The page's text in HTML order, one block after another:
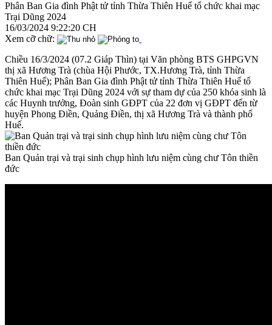
Phân Ban Gia đình Phật tử tỉnh Thừa Thiên Huế tổ chức khai mạc
Trại Dũng 2024
16/03/2024 9:22:20 CH
Xem cỡ chữ:
Chiều 16/3/2024 (07.2 Giáp Thìn) tại Văn phòng BTS GHPGVN
thị xã Hương Trà (chùa Hội Phước, TX.Hương Trà, tỉnh Thừa
Thiên Huế); Phân Ban Gia đình Phật tử tỉnh Thừa Thiên Huế tổ
chức khai mạc Trại Dũng 2024 với sự tham dự của 250 khóa sinh là
các Huynh trưởng, Đoàn sinh GĐPT của 22 đơn vị GĐPT đến từ
huyện Phong Điền, Quảng Điền, thị xã Hương Trà và thành phố
Huế.
Ban Quản trại và trại sinh chụp hình lưu niệm cùng chư Tôn thiền
đức